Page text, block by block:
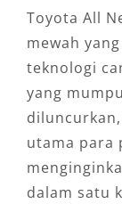
Toyota All
mewah
teknologi
yang
utama para
dalam satu